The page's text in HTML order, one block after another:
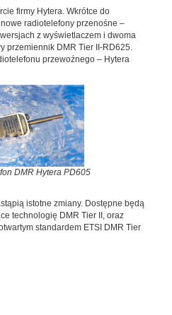
firmy Hytera. Wkrótce do
radiotelefony przenośne –
z wyświetlaczem i dwoma
przemiennik DMR Tier II-RD625.
przewoźnego – Hytera
DMR Hytera PD605
istotne zmiany. Dostępne będą
technologię DMR Tier II, oraz
standardem ETSI DMR Tier